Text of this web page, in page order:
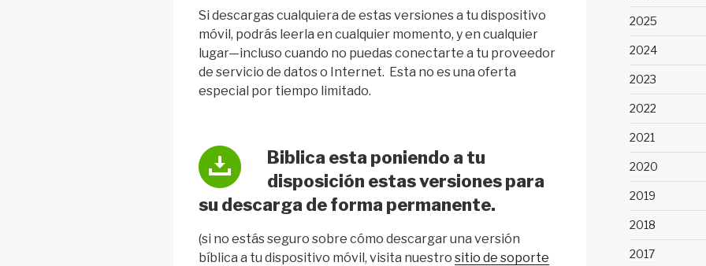
Si descargas cualquiera de estas versiones a tu dispositivo
móvil, podrás leerla en cualquier momento, y en cualquier
lugar—incluso cuando no puedas conectarte a tu proveedor
de servicio de datos o Internet. Esta no es una oferta
especial por tiempo limitado.
Biblica esta poniendo a tu
disposición estas versiones para
su descarga de forma permanente.
(si no estás seguro sobre cómo descargar una versión
bíblica a tu dispositivo móvil, visita nuestro sitio de soporte
2025
2024
2023
2022
2021
2020
2019
2018
2017